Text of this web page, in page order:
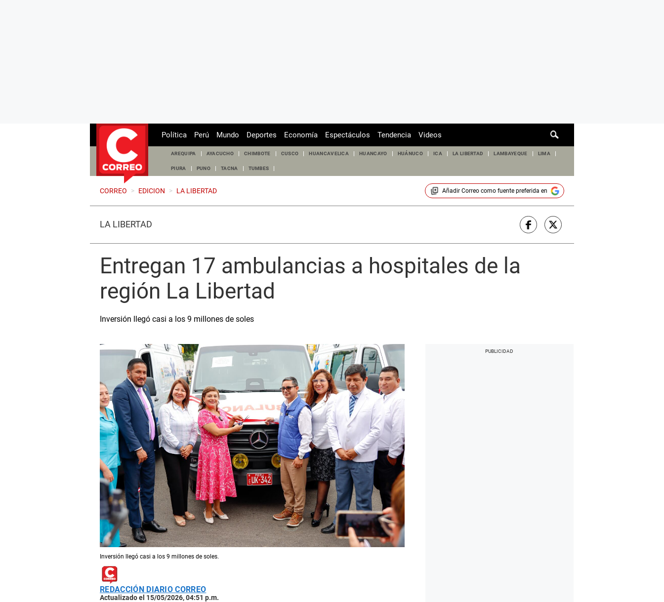
de
Política Perú Mundo Deportes Economía Espectáculos Tendencia Videos
AREQUIPA AYACUCHO CHIMBOTE CUSCO HUANCAVELICA HUANCAYO HUÁNUCO ICA LA LIBERTAD LAMBAYEQUE LIMA
PIURA PUNO TACNA TUMBES
CORREO > EDICION > LA LIBERTAD Añadir Correocomo fuente preferida en
LA LIBERTAD
Entregan 17 ambulancias a hospitales de la
región La Libertad
Inversión llegó casi a los 9 millones de soles
Inversión llegó casi a los 9 millones de soles.
REDACCIÓN DIARIO CORREO
Actualizado el 15/05/2026, 04:51 p.m.